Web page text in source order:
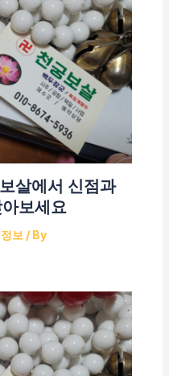
살에서 신점과
보세요
보/ By